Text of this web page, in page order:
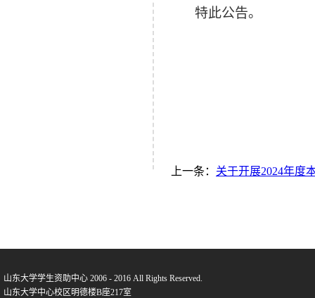
特此公告。
上一条： 关于开展2024年度
山东大学学生资助中心 2006 - 2016 All Rights Reserved.
山东大学中心校区明德楼B座217室